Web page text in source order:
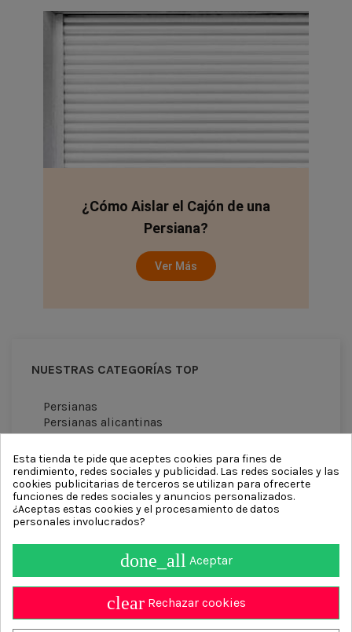
¿Cómo Aislar el Cajón de una
Persiana?
Ver Más
NUESTRAS CATEGORÍAS TOP
Persianas
Persianas alicantinas
Persianas enrollables
Persianas venecianas
Cortinas antimoscas
Esta tienda te pide que aceptes cookies para fines de
rendimiento, redes sociales y publicidad. Las redes sociales y las
cookies publicitarias de terceros se utilizan para ofrecerte
funciones de redes sociales y anuncios personalizados.
¿Aceptas estas cookies y el procesamiento de datos
personales involucrados?
done_all Aceptar
clear Rechazar cookies